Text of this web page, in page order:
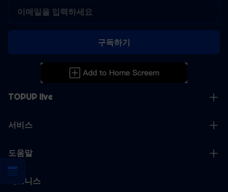
TOPUP live
서비스
도움말
비즈니스
구독하기